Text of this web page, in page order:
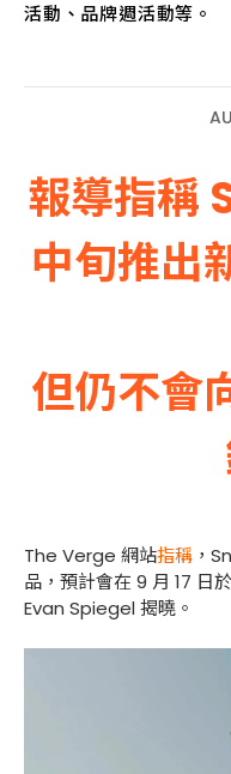
活動、品牌週活動等。
報導指稱
中旬推出
但仍不會
The Verge 網站指稱 ，
品，預計會在 9 月 17 日
Evan Spiegel 揭曉。